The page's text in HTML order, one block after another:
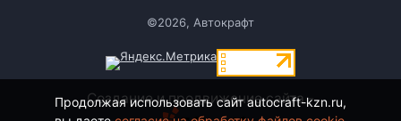
©2026, Автокрафт
Создание и продвижение сайта -
Продолжая использовать сайт autocraft-kzn.ru,